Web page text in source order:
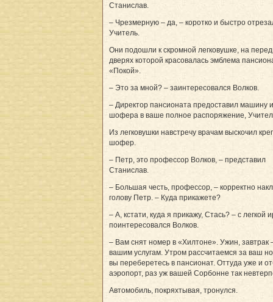
Станислав.
– Чрезмерную – да, – коротко и быстро
Учитель.
Они подошли к скромной легковушке, на
дверях которой красовалась эмблема
«Покой».
– Это за мной? – заинтересовался Волков.
– Директор пансионата предоставил машину и
шофера в ваше полное распоряжение,
Из легковушки навстречу врачам выскочил
шофер.
– Петр, это профессор Волков, – представил
Станислав.
– Большая честь, профессор, – корректно
голову Петр. – Куда прикажете?
– А, кстати, куда я прикажу, Стась? – с легкой
поинтересовался Волков.
– Вам снят номер в «Хилтоне». Ужин, завтрак
вашим услугам. Утром рассчитаемся за ваш
вы переберетесь в пансионат. Оттуда уже и
аэропорт, раз уж вашей Сорбонне так
Автомобиль, покряхтывая, тронулся.